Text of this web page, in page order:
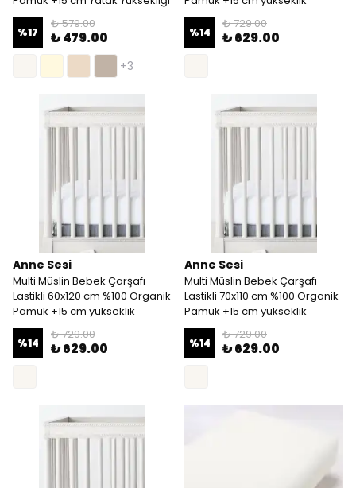
%17
₺ 579.00
₺ 479.00
+3
%14
₺ 729.00
₺ 629.00
Anne Sesi
Multi Müslin Bebek Çarşafı
Lastikli 60x120 cm %100 Organik
Pamuk +15 cm yükseklik
%14
₺ 729.00
₺ 629.00
Anne Sesi
Multi Müslin Bebek Çarşafı
Lastikli 70x110 cm %100 Organik
Pamuk +15 cm yükseklik
%14
₺ 729.00
₺ 629.00